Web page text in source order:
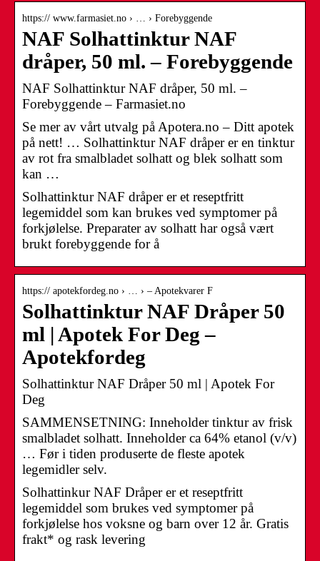
https:// www.farmasiet.no › … › Forebyggende
NAF Solhattinktur NAF
dråper, 50 ml. – Forebyggende
NAF Solhattinktur NAF dråper, 50 ml. –
Forebyggende – Farmasiet.no
Se mer av vårt utvalg på Apotera.no – Ditt apotek
på nett! … Solhattinktur NAF dråper er en tinktur
av rot fra smalbladet solhatt og blek solhatt som
kan …
Solhattinktur NAF dråper er et reseptfritt
legemiddel som kan brukes ved symptomer på
forkjølelse. Preparater av solhatt har også vært
brukt forebyggende for å
https:// apotekfordeg.no › … › – Apotekvarer F
Solhattinktur NAF Dråper 50
ml | Apotek For Deg –
Apotekfordeg
Solhattinktur NAF Dråper 50 ml | Apotek For
Deg
SAMMENSETNING: Inneholder tinktur av frisk
smalbladet solhatt. Inneholder ca 64% etanol (v/v)
… Før i tiden produserte de fleste apotek
legemidler selv.
Solhattinkur NAF Dråper er et reseptfritt
legemiddel som brukes ved symptomer på
forkjølelse hos voksne og barn over 12 år. Gratis
frakt* og rask levering